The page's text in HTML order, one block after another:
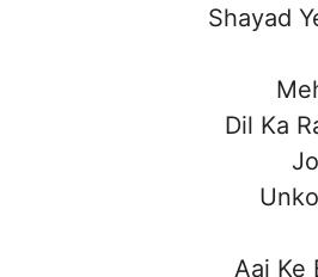
Shayad
Dil Ka
Aaj Ke